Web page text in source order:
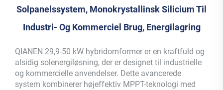
Solpanelssystem, Monokrystallinsk Silicium Til
Industri- Og Kommerciel Brug, Energilagring
QIANEN 29,9-50 kW hybridomformer er en kraftfuld og
alsidig solenergiløsning, der er designet til industrielle
og kommercielle anvendelser. Dette avancerede
system kombinerer højeffektiv MPPT-teknologi med